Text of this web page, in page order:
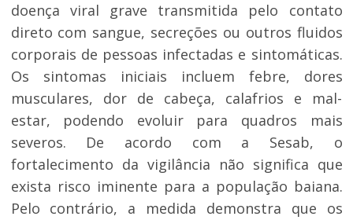
doença viral grave transmitida pelo contato
direto com sangue, secreções ou outros fluidos
corporais de pessoas infectadas e sintomáticas.
Os sintomas iniciais incluem febre, dores
musculares, dor de cabeça, calafrios e mal-
estar, podendo evoluir para quadros mais
severos. De acordo com a Sesab, o
fortalecimento da vigilância não significa que
exista risco iminente para a população baiana.
Pelo contrário, a medida demonstra que os